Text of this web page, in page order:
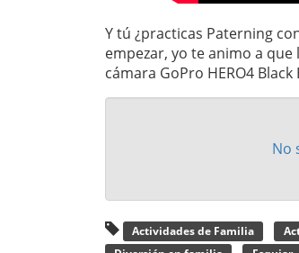
Y tú ¿practicas Paterning
empezar, yo te animo a
cámara GoPro HERO4 Black
No
Actividades de Familia